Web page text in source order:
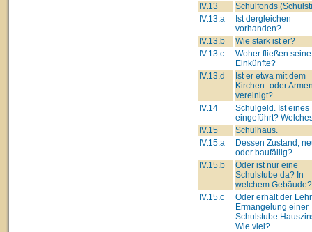
IV.13
Schulfonds
IV.13.a
Ist dergleichen
vorhanden?
IV.13.b
Wie stark ist er?
IV.13.c
Woher fließen seine
Einkünfte?
IV.13.d
Ist er etwa mit dem
Kirchen- oder
vereinigt?
IV.14
Schulgeld. Ist eines
eingeführt?
IV.15
Schulhaus.
IV.15.a
Dessen Zustand,
oder baufällig?
IV.15.b
Oder ist nur eine
Schulstube da? In
welchem Gebäude?
IV.15.c
Oder erhält der
Ermangelung einer
Schulstube
Wie viel?